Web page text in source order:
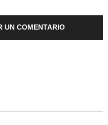
UN COMENTARIO